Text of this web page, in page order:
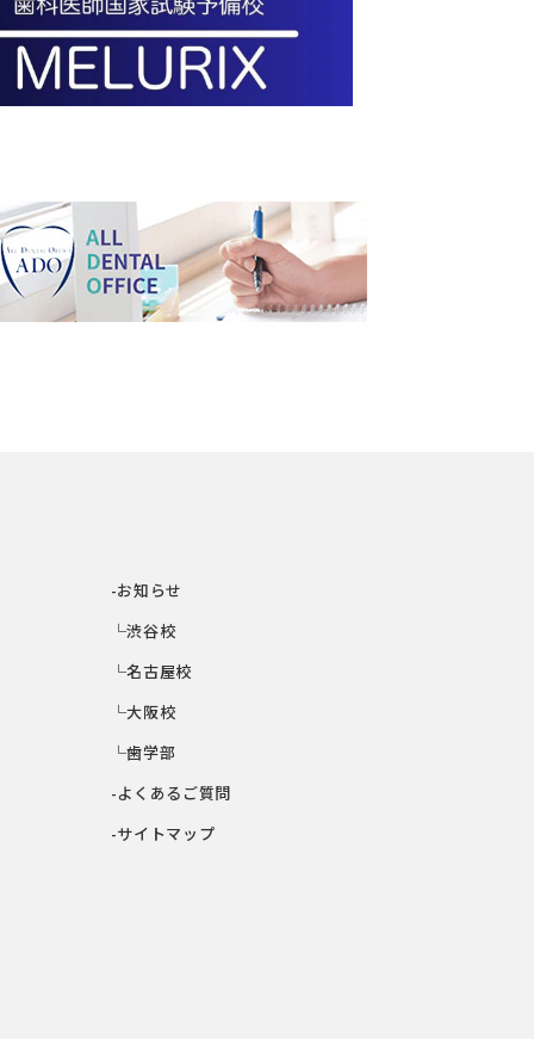
-お知らせ
└渋谷校
└名古屋校
└大阪校
└歯学部
-よくあるご質問
-サイトマップ